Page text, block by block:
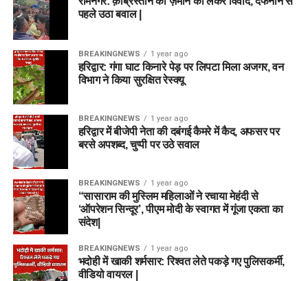
पहले उठा बवाल |
BREAKINGNEWS 1 year ago
हरिद्वार: गंगा घाट किनारे पेड़ पर लिपटा मिला अजगर, वन
विभाग ने किया सुरक्षित रेस्क्यू
BREAKINGNEWS 1 year ago
हरिद्वार में बीजेपी नेता की दबंगई कैमरे में कैद, अफसर पर
बरसे अपशब्द, चुप्पी पर उठे सवाल
BREAKINGNEWS 1 year ago
“सासाराम की मुस्लिम महिलाओं ने रचाया मेहंदी से
‘ऑपरेशन सिन्दूर’, पीएम मोदी के स्वागत में गूंजा एकता का
संदेश|
BREAKINGNEWS 1 year ago
भदोही में खाकी शर्मसार: रिश्वत लेते पकड़े गए पुलिसकर्मी,
वीडियो वायरल |